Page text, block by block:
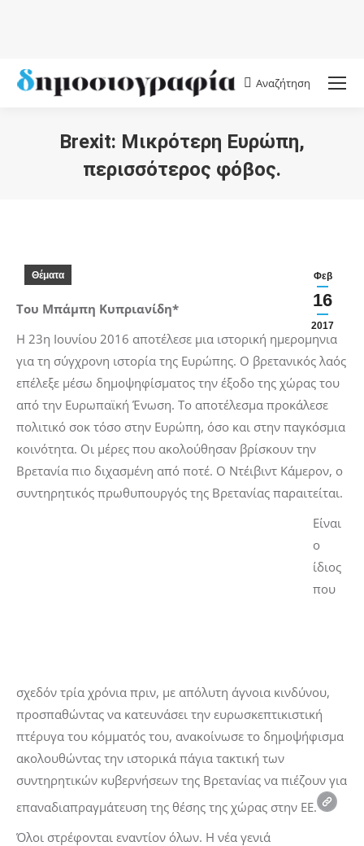
Search:
Αναζήτηση
Brexit: Mικρότερη Ευρώπη,
περισσότερος φόβος.
Φεβ
16
2017
Θέματα
Του Μπάμπη Κυπριανίδη*
Η 23η Ιουνίου 2016 αποτέλεσε μια ιστορική ημερομηνία
για τη σύγχρονη ιστορία της Ευρώπης. Ο βρετανικός λαός
επέλεξε μέσω δημοψηφίσματος την έξοδο της χώρας του
από την Ευρωπαϊκή Ένωση. Το αποτέλεσμα προκάλεσε
πολιτικό σοκ τόσο στην Ευρώπη, όσο και στην παγκόσμια
κοινότητα. Οι μέρες που ακολούθησαν βρίσκουν την
Βρετανία πιο διχασμένη από ποτέ. Ο Ντέιβιντ Κάμερον, ο
συντηρητικός πρωθυπουργός της Βρετανίας παραιτείται.
Είναι
ο
ίδιος
που
σχεδόν τρία χρόνια πριν, με απόλυτη άγνοια κινδύνου,
προσπαθώντας να κατευνάσει την ευρωσκεπτικιστική
πτέρυγα του κόμματός του, ανακοίνωσε το δημοψήφισμα
ακολουθώντας την ιστορικά πάγια τακτική των
συντηρητικών κυβερνήσεων της Βρετανίας να πιέζουν για
επαναδιαπραγμάτευση της θέσης της χώρας στην ΕΕ.
Όλοι στρέφονται εναντίον όλων. Η νέα γενιά